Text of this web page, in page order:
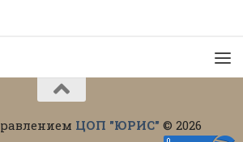
ЦОП "ЮРИС" © 2026